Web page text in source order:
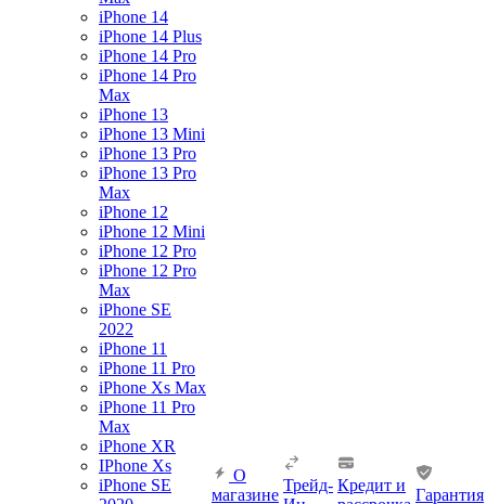
iPhone 14
iPhone 14 Plus
iPhone 14 Pro
iPhone 14 Pro
Max
iPhone 13
iPhone 13 Mini
iPhone 13 Pro
iPhone 13 Pro
Max
iPhone 12
iPhone 12 Mini
iPhone 12 Pro
iPhone 12 Pro
Max
iPhone SE
2022
iPhone 11
iPhone 11 Pro
iPhone Xs Max
iPhone 11 Pro
Max
iPhone XR
IPhone Xs
iPhone SE
О
магазине
Трейд- Кредит и
Гарантия